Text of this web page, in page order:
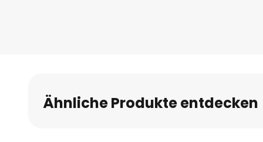
Ähnliche Produkte entdecken